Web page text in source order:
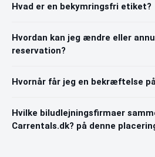
Hvad er en bekymringsfri etiket?
Hvordan kan jeg ændre eller
reservation?
Hvornår får jeg en bekræftelse
Hvilke biludlejningsfirmaer
Carrentals.dk? på denne